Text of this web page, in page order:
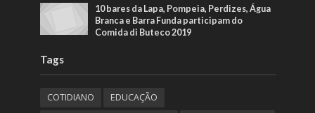
10 bares da Lapa, Pompeia, Perdizes, Água
Branca e Barra Funda participam do
Comida di Buteco 2019
Tags
COTIDIANO
EDUCAÇÃO